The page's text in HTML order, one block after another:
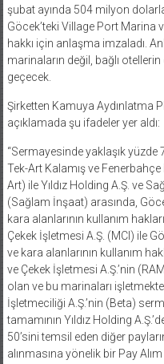
şubat ayında 504 milyon
Göcek’teki Village Port Marina
hakkı için anlaşma imzaladı.
marinaların değil, bağlı
geçecek.
Şirketten Kamuya Aydınlatma
açıklamada şu ifadeler yer aldı:
“Sermayesinde yaklaşık yüzde
Tek-Art Kalamış ve
Art) ile Yıldız Holding A.Ş. ve
(Sağlam İnşaat) arasında,
kara alanlarının kullanım
Çekek İşletmesi A.Ş. (MCI) ile
ve kara alanlarının kullanım
ve Çekek İşletmesi A.Ş.’nin
olan ve bu marinaları
İşletmeciliği A.Ş.’nin (Beta)
tamamının Yıldız Holding
50’sini temsil eden diğer
alınmasına yönelik bir Pay